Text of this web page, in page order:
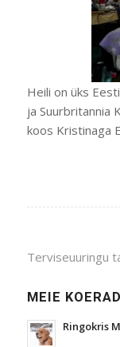
Heili on üks
ja Suurbritannia
koos Kristinaga
Terviseuuringu
MEIE KOERAD
Ringokris